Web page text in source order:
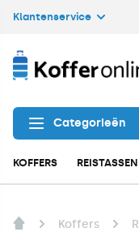
Klantenservice
Categorieën
KOFFERS REISTASSEN
Koffers